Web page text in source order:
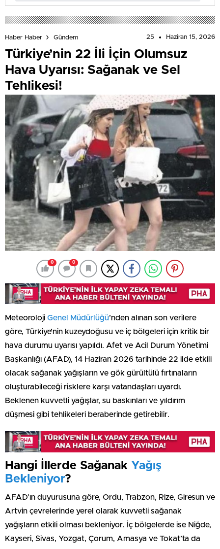
Haber Haber Gündem 25 Haziran 15, 2026
Türkiye’nin 22 İli İçin Olumsuz
Hava Uyarısı: Sağanak ve Sel
Tehlikesi!
0 0
Meteoroloji Genel Müdürlüğü’nden alınan son verilere
göre, Türkiye’nin kuzeydoğusu ve iç bölgeleri için kritik bir
hava durumu uyarısı yapıldı. Afet ve Acil Durum Yönetimi
Başkanlığı (AFAD), 14 Haziran 2026 tarihinde 22 ilde etkili
olacak sağanak yağışların ve gök gürültülü fırtınaların
oluşturabileceği risklere karşı vatandaşları uyardı.
Beklenen kuvvetli yağışlar, su baskınları ve yıldırım
düşmesi gibi tehlikeleri beraberinde getirebilir.
Hangi İllerde Sağanak Yağış
Bekleniyor?
AFAD’ın duyurusuna göre, Ordu, Trabzon, Rize, Giresun ve
Artvin çevrelerinde yerel olarak kuvvetli sağanak
yağışların etkili olması bekleniyor. İç bölgelerde ise Niğde,
Kayseri, Sivas, Yozgat, Çorum, Amasya ve Tokat’ta da